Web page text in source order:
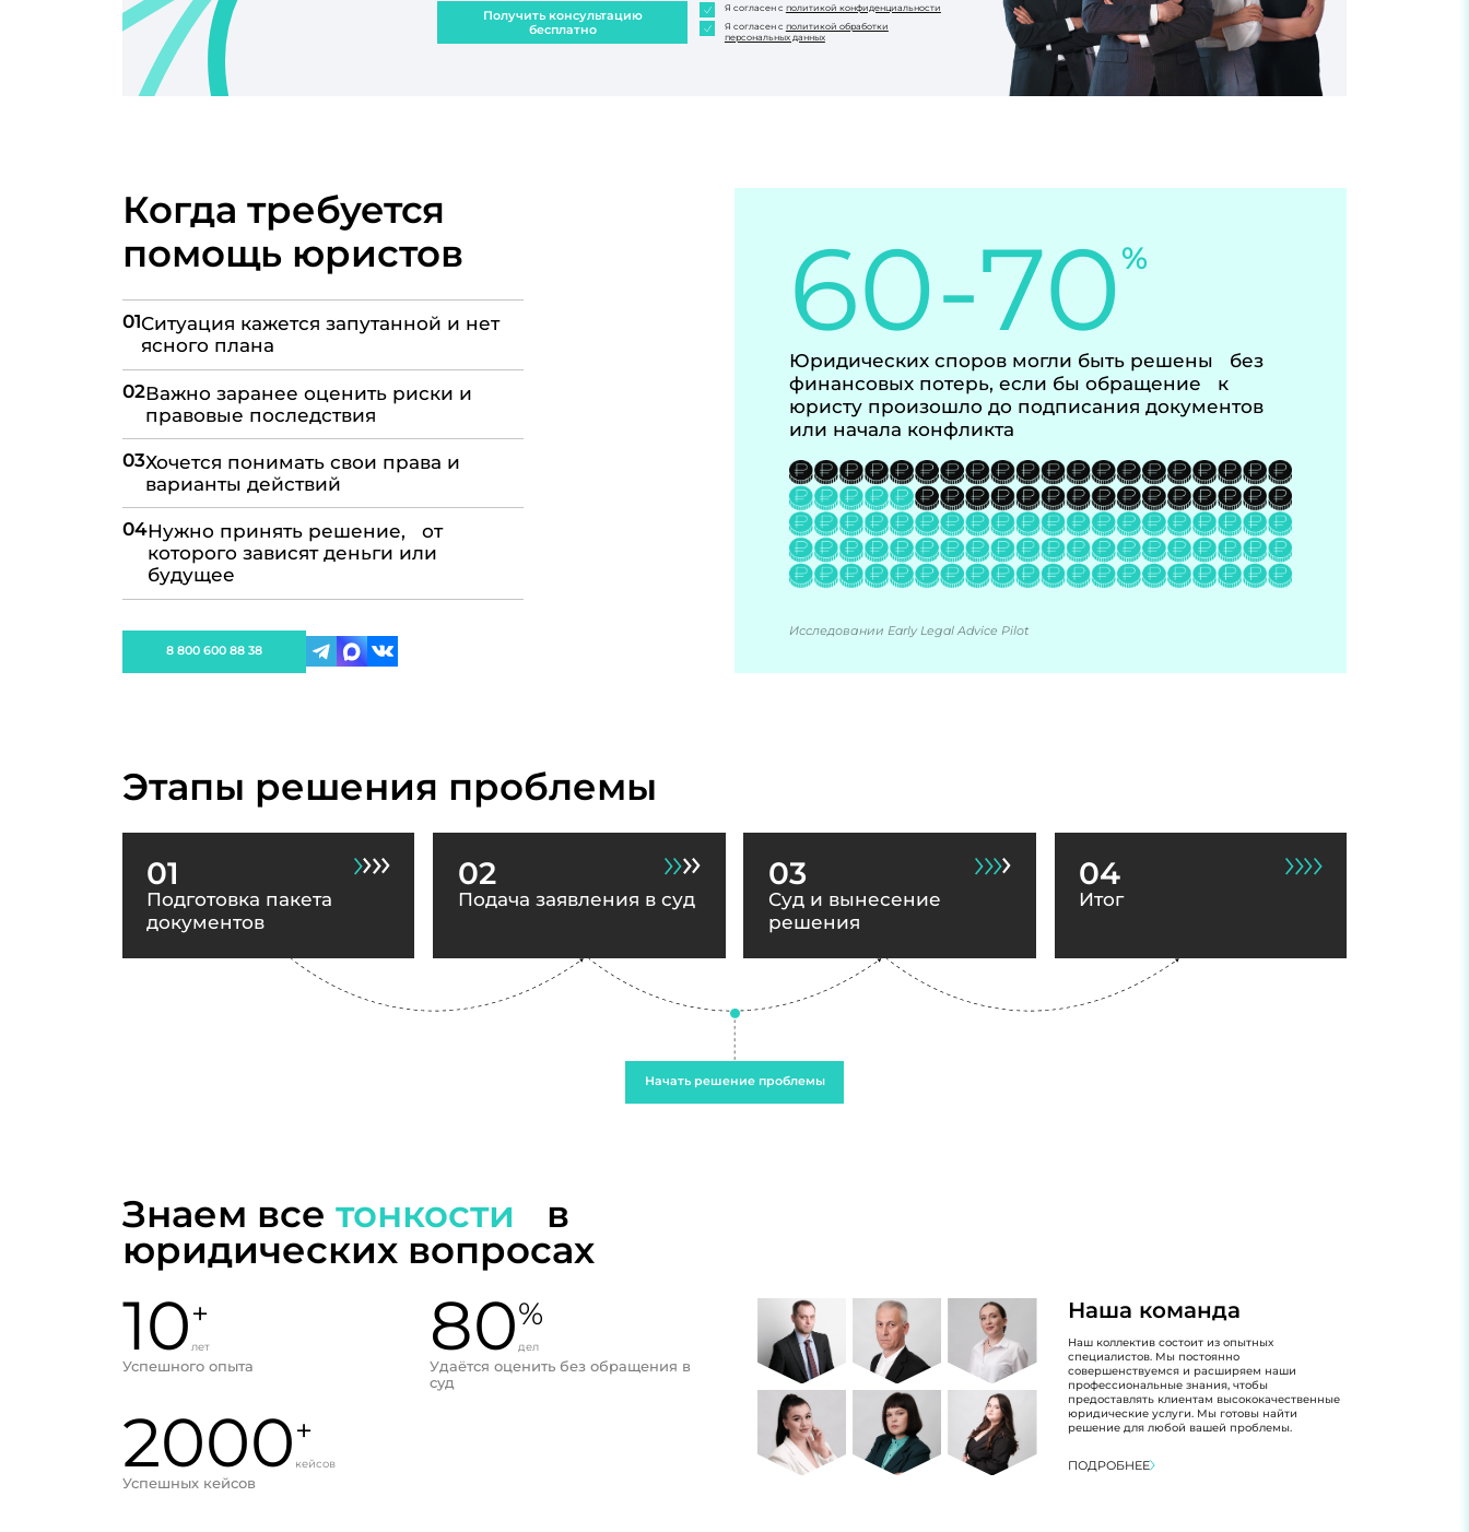
Получить консультацию
бесплатно
Я согласен с политикой конфиденциальности
Я согласен с политикой обработки
персональных данных
Когда требуется
помощь юристов
01Ситуация кажется запутанной и нет
ясного плана
02Важно заранее оценить риски и
правовые последствия
03Хочется понимать свои права и
варианты действий
04Нужно принять решение, от
которого зависят деньги или
будущее
8 800 600 88 38
60-70%
Юридических споров могли быть решены без
финансовых потерь, если бы обращение к
юристу произошло до подписания документов
или начала конфликта
Исследовании Early Legal Advice Pilot
Этапы решения проблемы
01
Подготовка пакета
документов
02
Подача заявления в суд
03
Суд и вынесение
решения
04
Итог
Начать решение проблемы
Знаем все тонкости в
юридических вопросах
10+
лет
Успешного опыта
80%
дел
Удаётся оценить без обращения в
суд
2000+
кейсов
Успешных кейсов
Наша команда
Наш коллектив состоит из опытных
специалистов. Мы постоянно
совершенствуемся и расширяем наши
профессиональные знания, чтобы
предоставлять клиентам высококачественные
юридические услуги. Мы готовы найти
решение для любой вашей проблемы.
ПОДРОБНЕЕ